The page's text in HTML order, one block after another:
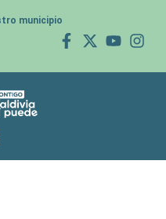
municipio